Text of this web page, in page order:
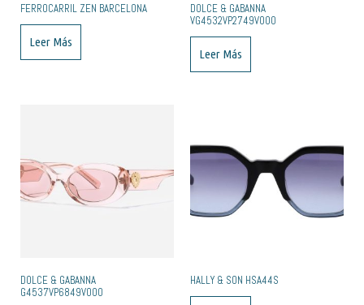
FERROCARRIL ZEN BARCELONA
Leer Más
DOLCE & GABANNA
VG4532VP2749V000
Leer Más
DOLCE & GABANNA
G4537VP6849V000
HALLY & SON HSA44S